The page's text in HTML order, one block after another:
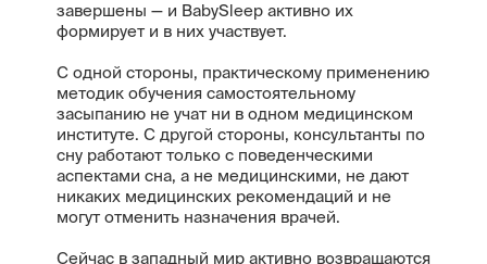
завершены — и BabySleep активно их
формирует и в них участвует.
С одной стороны, практическому применению
методик обучения самостоятельному
засыпанию не учат ни в одном медицинском
институте. С другой стороны, консультанты по
сну работают только с поведенческими
аспектами сна, а не медицинскими, не дают
никаких медицинских рекомендаций и не
могут отменить назначения врачей.
Сейчас в западный мир активно возвращаются